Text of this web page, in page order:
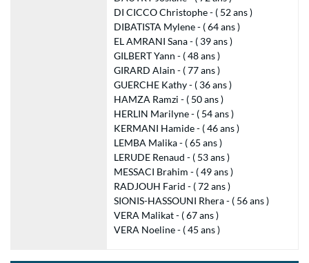
DI CICCO Christophe - ( 52 ans )
DIBATISTA Mylene - ( 64 ans )
EL AMRANI Sana - ( 39 ans )
GILBERT Yann - ( 48 ans )
GIRARD Alain - ( 77 ans )
GUERCHE Kathy - ( 36 ans )
HAMZA Ramzi - ( 50 ans )
HERLIN Marilyne - ( 54 ans )
KERMANI Hamide - ( 46 ans )
LEMBA Malika - ( 65 ans )
LERUDE Renaud - ( 53 ans )
MESSACI Brahim - ( 49 ans )
RADJOUH Farid - ( 72 ans )
SIONIS-HASSOUNI Rhera - ( 56 ans )
VERA Malikat - ( 67 ans )
VERA Noeline - ( 45 ans )